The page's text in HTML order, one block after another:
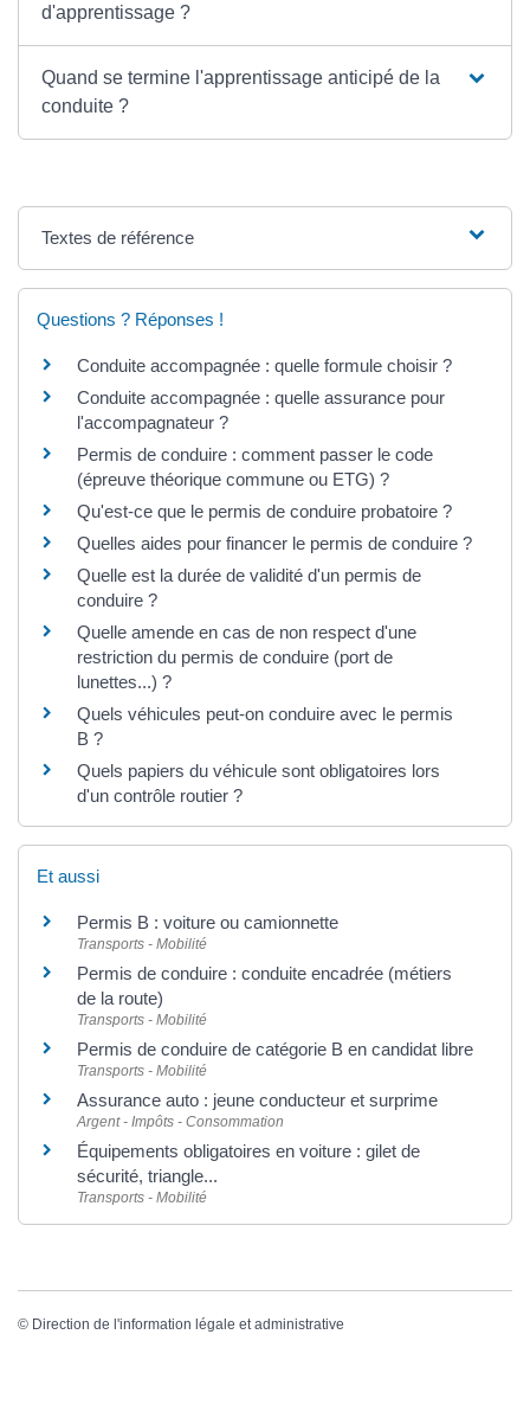
d'apprentissage ?
Quand se termine l'apprentissage anticipé de la
conduite ?
Textes de référence
Questions ? Réponses !
Conduite accompagnée : quelle formule choisir ?
Conduite accompagnée : quelle assurance pour
l'accompagnateur ?
Permis de conduire : comment passer le code
(épreuve théorique commune ou ETG) ?
Qu'est-ce que le permis de conduire probatoire ?
Quelles aides pour financer le permis de conduire ?
Quelle est la durée de validité d'un permis de
conduire ?
Quelle amende en cas de non respect d'une
restriction du permis de conduire (port de
lunettes...) ?
Quels véhicules peut-on conduire avec le permis
B ?
Quels papiers du véhicule sont obligatoires lors
d'un contrôle routier ?
Et aussi
Permis B : voiture ou camionnette
Transports - Mobilité
Permis de conduire : conduite encadrée (métiers
de la route)
Transports - Mobilité
Permis de conduire de catégorie B en candidat libre
Transports - Mobilité
Assurance auto : jeune conducteur et surprime
Argent - Impôts - Consommation
Équipements obligatoires en voiture : gilet de
sécurité, triangle...
Transports - Mobilité
© Direction de l'information légale et administrative